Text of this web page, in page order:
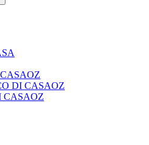
DI CASAOZ
CASAOZ